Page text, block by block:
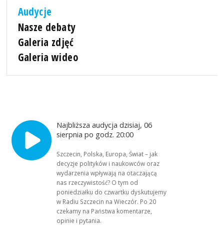
Audycje
Nasze debaty
Galeria zdjęć
Galeria wideo
Najbliższa audycja dzisiaj, 06
sierpnia po godz. 20:00
Szczecin, Polska, Europa, Świat – jak
decyzje polityków i naukowców oraz
wydarzenia wpływają na otaczającą
nas rzeczywistość? O tym od
poniedziałku do czwartku dyskutujemy
w Radiu Szczecin na Wieczór. Po 20
czekamy na Państwa komentarze,
opinie i pytania.